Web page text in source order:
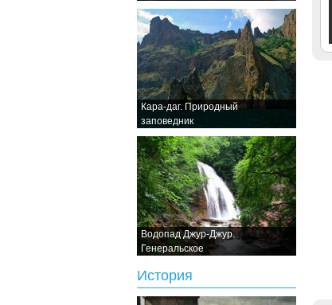
Кара-даг. Природный
заповедник
Водопад Джур-Джур.
Генеральское
История